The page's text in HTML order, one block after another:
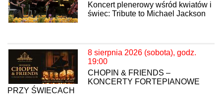
Koncert plenerowy wśród kwiatów i
świec: Tribute to Michael Jackson
8 sierpnia 2026 (sobota), godz.
19:00
CHOPIN & FRIENDS –
KONCERTY FORTEPIANOWE
PRZY ŚWIECACH